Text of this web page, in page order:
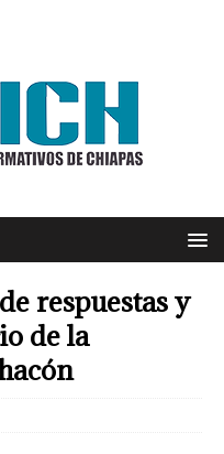
respuestas y
de la